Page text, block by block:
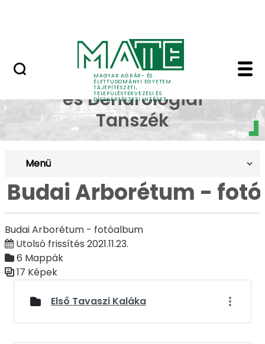
MAGYAR AGRÁR- ÉS
ÉLETTUDOMÁNYI EGYETEM
TÁJÉPÍTÉSZETI,
TELEPÜLÉSTERVEZÉSI ÉS
DÍSZKERTÉSZETI INTÉZET
Budai Arborétum -
Dísznövénytermesztési
és Dendrológiai
Tanszék
Menü
Budai Arborétum -
Budai Arborétum - fotóalbum
Utolsó frissítés 2021.11.23.
6 Mappák
17 Képek
Első Tavaszi Kaláka